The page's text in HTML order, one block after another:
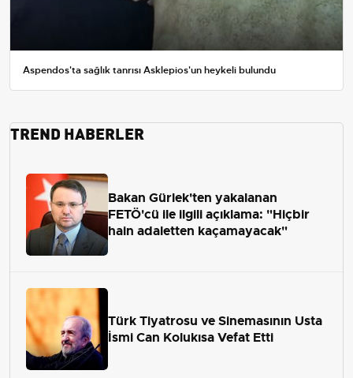
Aspendos'ta sağlık tanrısı Asklepios'un heykeli bulundu
TREND HABERLER
Bakan Gürlek'ten yakalanan
FETÖ'cü ile ilgili açıklama: "Hiçbir
hain adaletten kaçamayacak"
Türk Tiyatrosu ve Sinemasının Usta
İsmi Can Kolukısa Vefat Etti